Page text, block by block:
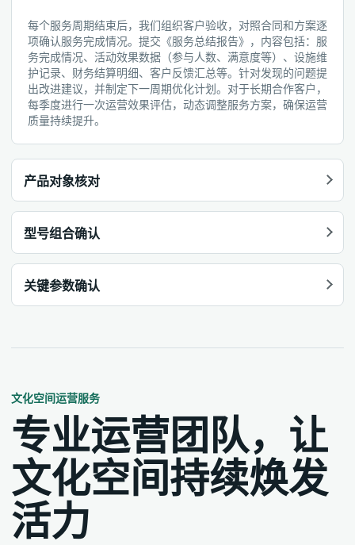
每个服务周期结束后，我们组织客户验收，对照合同和方案逐
项确认服务完成情况。提交《服务总结报告》，内容包括：服
务完成情况、活动效果数据（参与人数、满意度等）、设施维
护记录、财务结算明细、客户反馈汇总等。针对发现的问题提
出改进建议，并制定下一周期优化计划。对于长期合作客户，
每季度进行一次运营效果评估，动态调整服务方案，确保运营
质量持续提升。
产品对象核对
型号组合确认
关键参数确认
文化空间运营服务
专业运营团队，让
文化空间持续焕发
活力